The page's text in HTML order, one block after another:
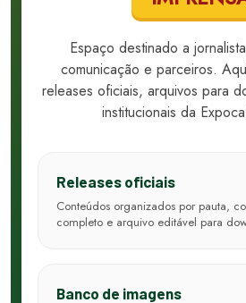
Espaço destinado a
comunicação e parceiros.
releases oficiais, arquivos para
institucionais da
Releases oficiais
Conteúdos organizados por pauta,
completo e arquivo editável para
Banco de imagens